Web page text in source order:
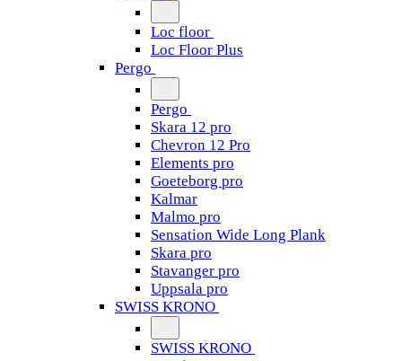
Loc floor
Loc Floor Plus
Pergo
Pergo
Skara 12 pro
Chevron 12 Pro
Elements pro
Goeteborg pro
Kalmar
Malmo pro
Sensation Wide Long Plank
Skara pro
Stavanger pro
Uppsala pro
SWISS KRONO
SWISS KRONO